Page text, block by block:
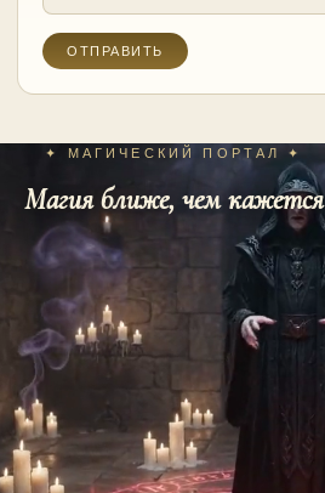
✦ МАГИЧЕСКИЙ ПОРТАЛ ✦
Магия ближе, чем кажется